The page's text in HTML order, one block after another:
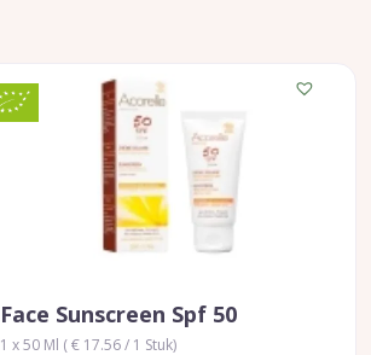
Face Sunscreen Spf 50
1 x 50 Ml ( € 17.56 / 1 Stuk)